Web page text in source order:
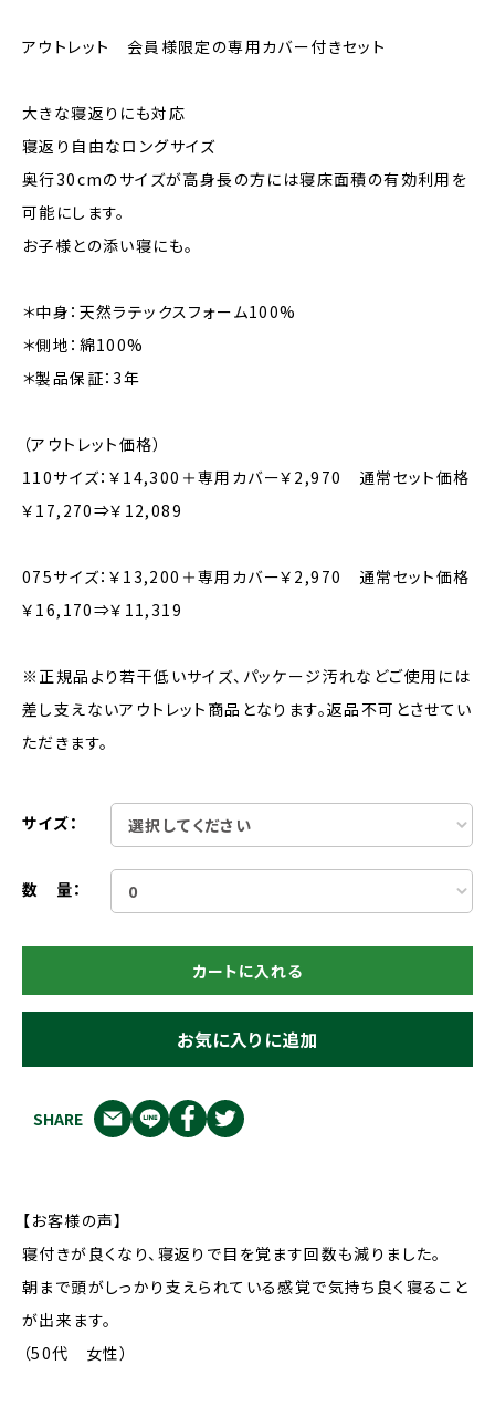
アウトレット 会員様限定の専用カバー付きセット
大きな寝返りにも対応
寝返り自由なロングサイズ
奥行30cmのサイズが高身長の方には寝床面積の有効利用を
可能にします。
お子様との添い寝にも。
＊中身：天然ラテックスフォーム100%
＊側地：綿100%
＊製品保証：3年
（アウトレット価格）
110サイズ：￥14,300＋専用カバー￥2,970 通常セット価格
￥17,270⇒￥12,089
075サイズ：￥13,200＋専用カバー￥2,970 通常セット価格
￥16,170⇒￥11,319
※正規品より若干低いサイズ、パッケージ汚れなどご使用には
差し支えないアウトレット商品となります。返品不可とさせてい
ただきます。
サイズ：
数 量：
カートに入れる
お気に入りに追加
SHARE
【お客様の声】
寝付きが良くなり、寝返りで目を覚ます回数も減りました。
朝まで頭がしっかり支えられている感覚で気持ち良く寝ること
が出来ます。
（50代 女性）